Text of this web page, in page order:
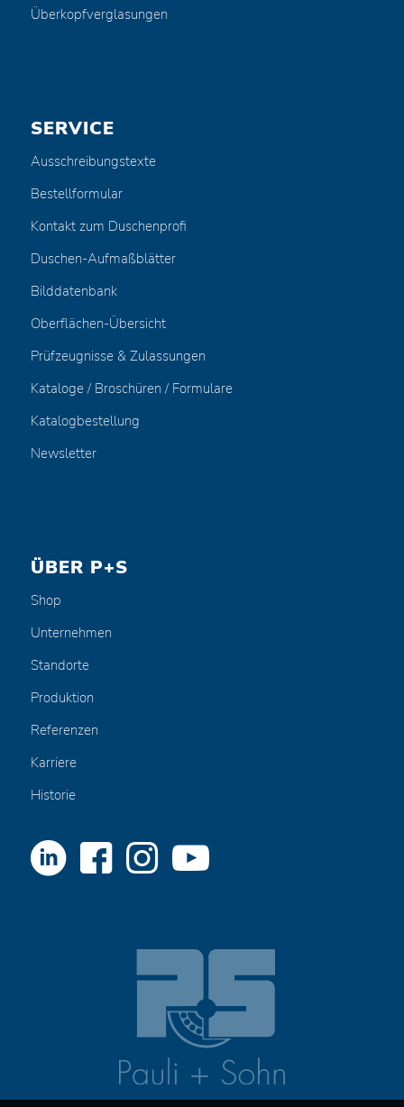
Überkopfverglasungen
SERVICE
Ausschreibungstexte
Bestellformular
Kontakt zum Duschenprofi
Duschen-Aufmaßblätter
Bilddatenbank
Oberflächen-Übersicht
Prüfzeugnisse & Zulassungen
Kataloge / Broschüren / Formulare
Katalogbestellung
Newsletter
ÜBER P+S
Shop
Unternehmen
Standorte
Produktion
Referenzen
Karriere
Historie